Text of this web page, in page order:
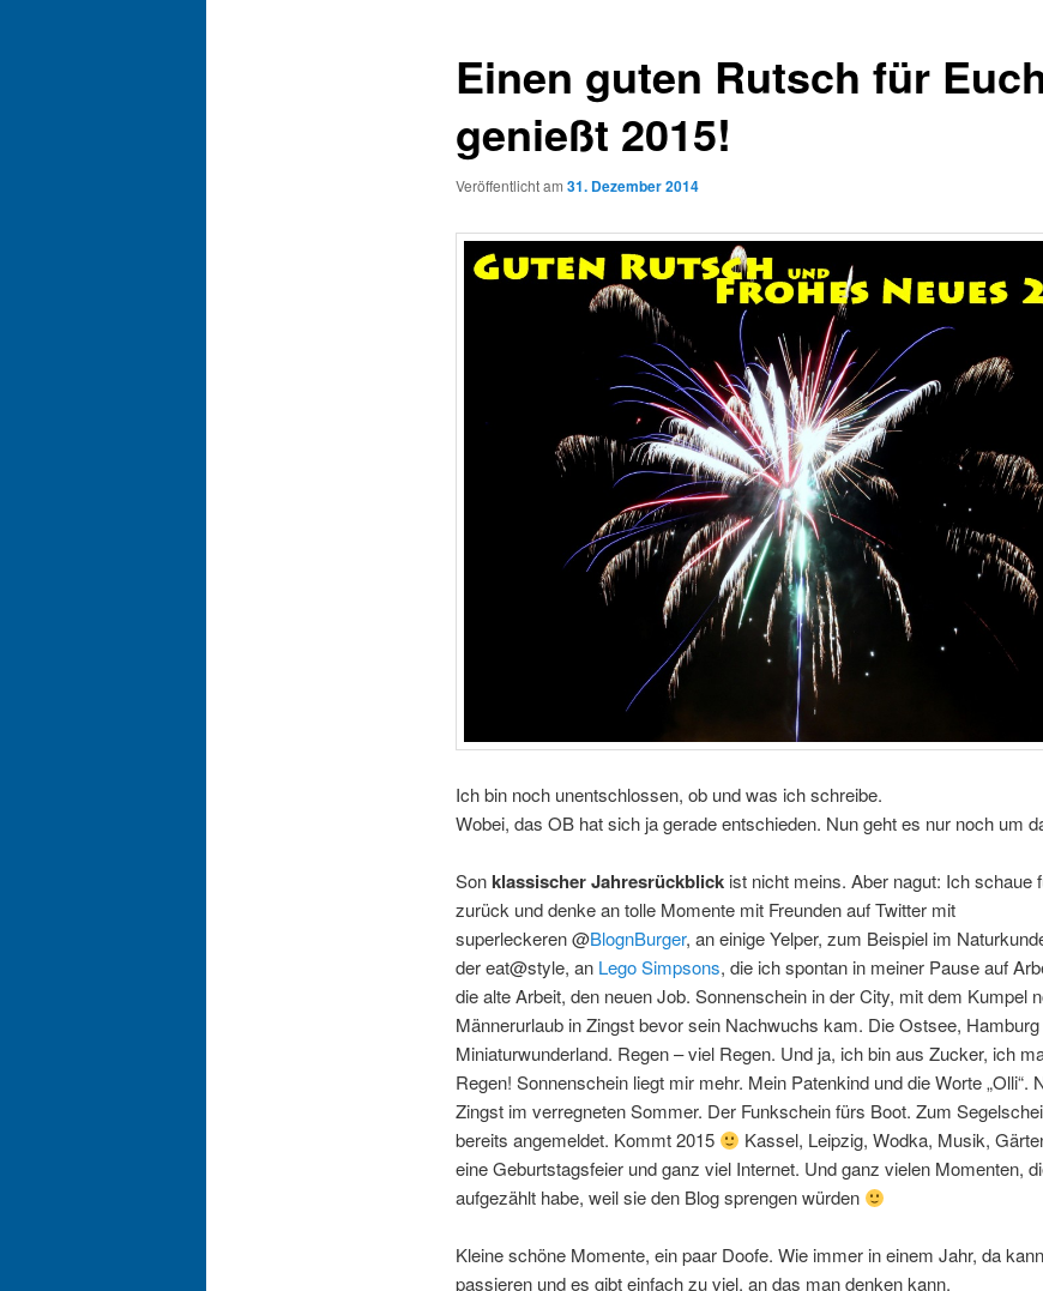
Einen guten Rutsch für
genießt 2015!
Veröffentlicht am 31. Dezember 2014
Ich bin noch unentschlossen, ob und was ich schreibe.
Wobei, das OB hat sich ja gerade entschieden. Nun geht es nur noch um
Sonklassischer Jahresrückblickist nicht meins. Aber nagut: Ich schaue
zurück und denke an tolle Momente mit Freunden auf Twitter mit
superleckeren @BlognBurger, an einige Yelper, zum Beispiel im
der eat@style, an Lego Simpsons, die ich spontan in meiner Pause auf
die alte Arbeit, den neuen Job. Sonnenschein in der City, mit dem Kumpel
Männerurlaub in Zingst bevor sein Nachwuchs kam. Die Ostsee,
Miniaturwunderland. Regen – viel Regen. Und ja, ich bin aus Zucker, ich
Regen! Sonnenschein liegt mir mehr. Mein Patenkind und die Worte „Olli“.
Zingst im verregneten Sommer. Der Funkschein fürs Boot. Zum
bereits angemeldet. Kommt 2015
Kassel, Leipzig, Wodka, Musik,
eine Geburtstagsfeier und ganz viel Internet. Und ganz vielen Momenten,
aufgezählt habe, weil sie den Blog sprengen würden
Kleine schöne Momente, ein paar Doofe. Wie immer in einem Jahr, da
passieren und es gibt einfach zu viel, an das man denken kann.